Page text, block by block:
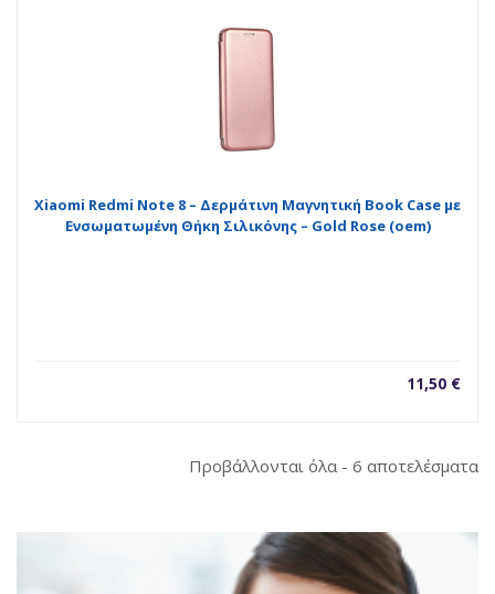
Xiaomi Redmi Note 8 – Δερμάτινη Μαγνητική Book Case με
Ενσωματωμένη Θήκη Σιλικόνης – Gold Rose (oem)
11,50 €
Προβάλλονται όλα - 6 αποτελέσματα